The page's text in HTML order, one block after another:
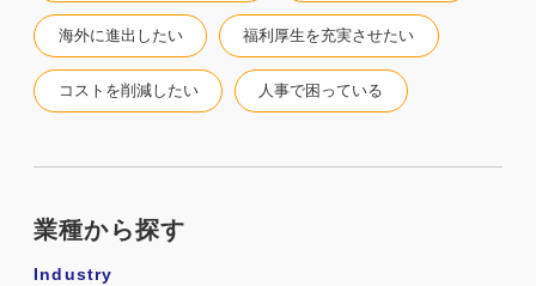
海外に進出したい 福利厚生を充実させたい
コストを削減したい 人事で困っている
業種から探す
Industry